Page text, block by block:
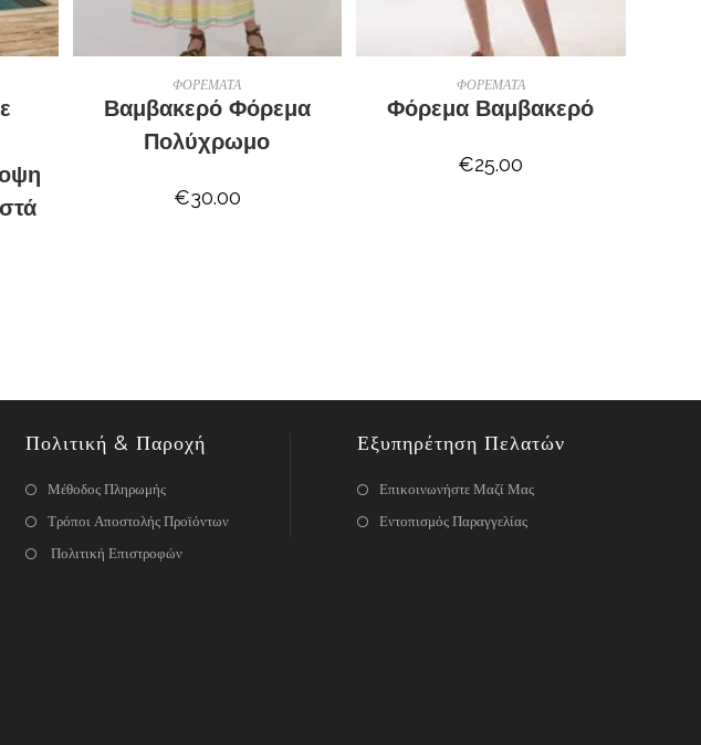
ΔΙΑΒΆΣΤΕ ΠΕΡΙΣΣΌΤΕΡΑ
ΦΟΡΕΜΑΤΑ
Βαμβακερό Φόρεμα
Πολύχρωμο
€30.00
ΔΙΑΒΆΣΤΕ ΠΕΡΙΣΣΌΤΕΡΑ
ΦΟΡΕΜΑΤΑ
Φόρεμα Βαμβακερό
€25.00
Πολιτική & Παροχή
Μέθοδος Πληρωμής
Τρόποι Αποστολής Προϊόντων
Πολιτική Επιστροφών
Εξυπηρέτηση Πελατών
Επικοινωνήστε Μαζί Μας
Εντοπισμός Παραγγελίας